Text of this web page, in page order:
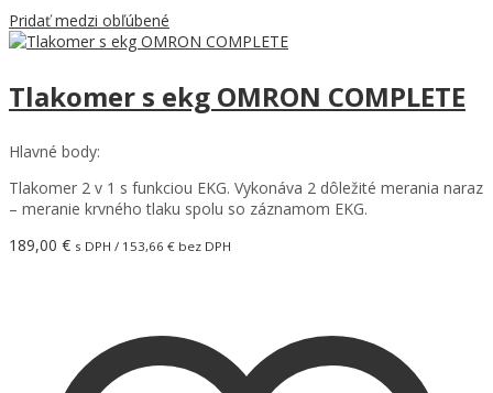
Pridať medzi obľúbené
Tlakomer s ekg OMRON COMPLETE
Hlavné body:
Tlakomer 2 v 1 s funkciou EKG. Vykonáva 2 dôležité merania naraz
– meranie krvného tlaku spolu so záznamom EKG.
189,00 € s DPH / 153,66 € bez DPH